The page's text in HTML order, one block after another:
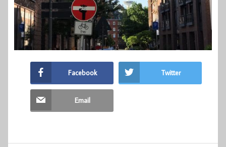
Facebook Twitter
Email